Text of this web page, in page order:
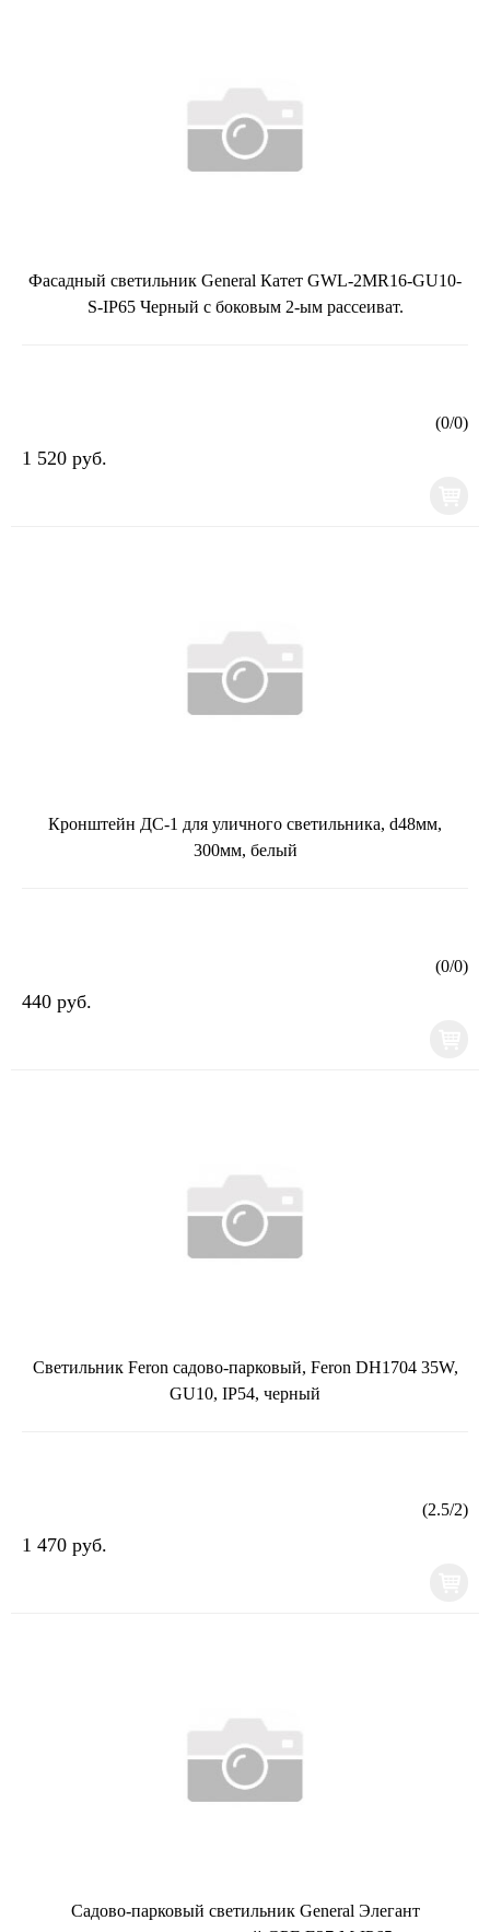
Фасадный светильник General Катет GWL-2MR16-GU10-
S-IP65 Черный с боковым 2-ым рассеиват.
(0/0)
1 520 руб.
Кронштейн ДС-1 для уличного светильника, d48мм,
300мм, белый
(0/0)
440 руб.
Светильник Feron садово-парковый, Feron DH1704 35W,
GU10, IP54, черный
(2.5/2)
1 470 руб.
Садово-парковый светильник General Элегант